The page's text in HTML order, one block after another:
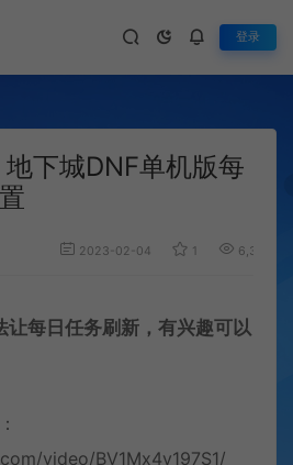
登录
地下城DNF单机版每
2023-02-04 1 6,328
让每日任务刷新，有兴趣可以
video/BV1Mx4y197S1/